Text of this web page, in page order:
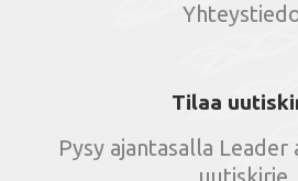
Tilaa
Pysy ajantasalla Leader